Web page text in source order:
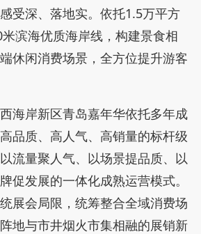
受深、落地实。依托1.5万平方
滨海优质海岸线，构建景食相
休闲消费场景，全方位提升游客
海岸新区青岛嘉年华依托多年成
品质、高人气、高销量的标杆级
流量聚人气、以场景提品质、以
促发展的一体化成熟运营模式。
展会局限，统筹整合全域消费场
地与市井烟火市集相融的展销新